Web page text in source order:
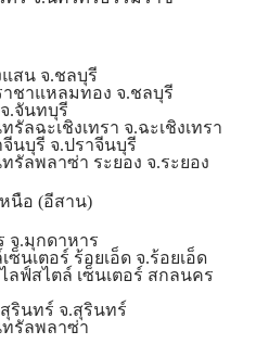
สน จ.ชลบุรี
ชาแหลมทอง จ.ชลบุรี
.จันทบุรี
ลฉะเชิงเทรา จ.ฉะเชิงเทรา
นบุรี จ.ปราจีนบุรี
รัลพลาซ่า ระยอง จ.ระยอง
นือ (อีสาน)
จ.มุกดาหาร
นเตอร์ ร้อยเอ็ด จ.ร้อยเอ็ด
ลฟ์สไตล์ เซ็นเตอร์ สกลนคร
รินทร์ จ.สุรินทร์
ทรัลพลาซ่า